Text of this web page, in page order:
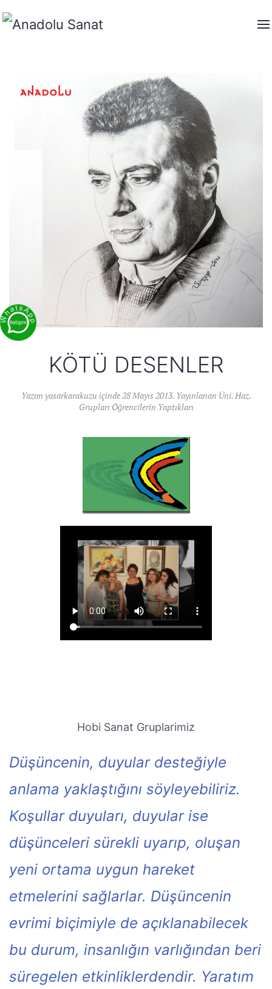
KÖTÜ DESENLER
Yazan yasarkarakuzu içinde28 Mayıs 2013. Yayınlanan Üni. Haz.
Grupları Öğrencilerin Yaptıkları
Hobi Sanat Gruplarimiz
Düşüncenin, duyular desteğiyle
anlama yaklaştığını söyleyebiliriz.
Koşullar duyuları, duyular ise
düşünceleri sürekli uyarıp, oluşan
yeni ortama uygun hareket
etmelerini sağlarlar. Düşüncenin
evrimi biçimiyle de açıklanabilecek
bu durum, insanlığın varlığından beri
süregelen etkinliklerdendir. Yaratım